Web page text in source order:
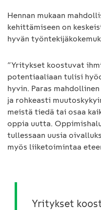
Hennan mukaan
kehittämiseen on
hyvän
”Yritykset koostuvat
potentiaaliaan tulisi
hyvin. Paras
ja rohkeasti
meistä tiedä tai osaa
oppia uutta.
tullessaan uusia
myös liiketoimintaa
Yritykset